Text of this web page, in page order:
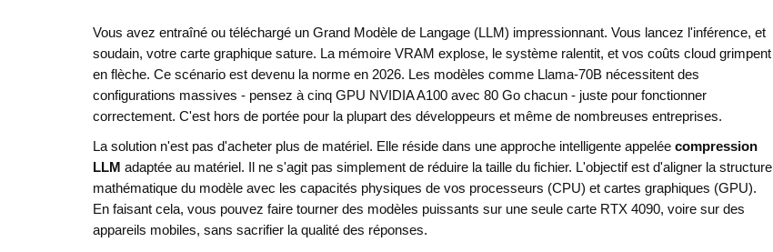
Vous avez entraîné ou téléchargé un Grand Modèle de Langage (LLM) impressionnant. Vous lancez l'inférence, et
soudain, votre carte graphique sature. La mémoire VRAM explose, le système ralentit, et vos coûts cloud grimpent
en flèche. Ce scénario est devenu la norme en 2026. Les modèles comme Llama-70B nécessitent des
configurations massives - pensez à cinq GPU NVIDIA A100 avec 80 Go chacun - juste pour fonctionner
correctement. C'est hors de portée pour la plupart des développeurs et même de nombreuses entreprises.
La solution n'est pas d'acheter plus de matériel. Elle réside dans une approche intelligente appelée compression
LLM adaptée au matériel. Il ne s'agit pas simplement de réduire la taille du fichier. L'objectif est d'aligner la structure
mathématique du modèle avec les capacités physiques de vos processeurs (CPU) et cartes graphiques (GPU).
En faisant cela, vous pouvez faire tourner des modèles puissants sur une seule carte RTX 4090, voire sur des
appareils mobiles, sans sacrifier la qualité des réponses.